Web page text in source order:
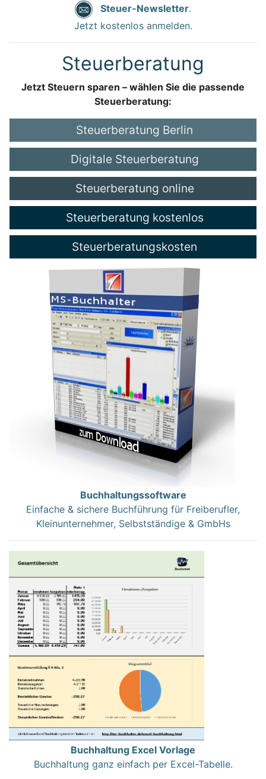
Steuer-Newsletter.
Jetzt kostenlos anmelden.
Steuerberatung
Jetzt Steuern sparen – wählen Sie die passende
Steuerberatung:
Steuerberatung Berlin
Digitale Steuerberatung
Steuerberatung online
Steuerberatung kostenlos
Steuerberatungskosten
Buchhaltungssoftware
Einfache & sichere Buchführung für Freiberufler,
Kleinunternehmer, Selbstständige & GmbHs
Buchhaltung Excel Vorlage
Buchhaltung ganz einfach per Excel-Tabelle.